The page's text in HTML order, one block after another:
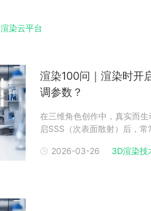
渲染云平台
渲染100问｜渲染时开
调参数？
在三维角色创作中，真实而
启SSS（次表面散射）后，
置，而借助渲染农场的强大
2026-03-26 3D渲染技